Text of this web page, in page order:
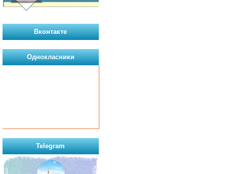
Вконтакте
Однокласники
Telegram